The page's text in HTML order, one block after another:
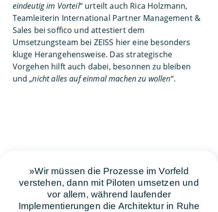
eindeutig im Vorteil“ urteilt auch Rica Holzmann,
Teamleiterin International Partner Management &
Sales bei soffico und attestiert dem
Umsetzungsteam bei ZEISS hier eine besonders
kluge Herangehensweise. Das strategische
Vorgehen hilft auch dabei, besonnen zu bleiben
und „nicht alles auf einmal machen zu wollen“.
Wir müssen die Prozesse im Vorfeld
verstehen, dann mit Piloten umsetzen und
vor allem, während laufender
Implementierungen die Architektur in Ruhe